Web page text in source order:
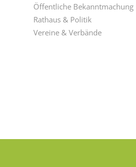
Öffentliche Bekanntmachung
Rathaus & Politik
Vereine & Verbände